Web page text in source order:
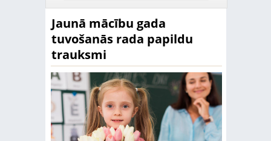
Jaunā mācību gada
tuvošanās rada papildu
trauksmi